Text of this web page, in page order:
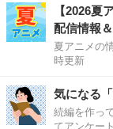
【2026夏
配信情報
夏アニメの
時更新
気になる
続編を作っ
てアンケー